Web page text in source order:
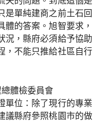
是單純建商之前土石回
的答案。旭智要求，
況，縣府必須給予協助
，不能只推給社區自行
體檢委員會
單位：除了現行的專業
議縣府參照桃園市的做